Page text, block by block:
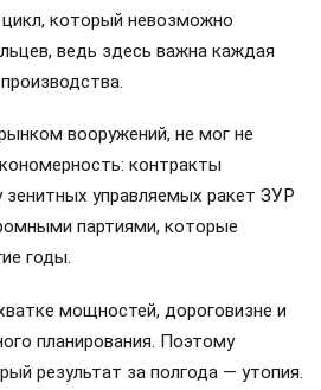
который невозможно
ведь здесь важна каждая
вооружений, не мог не
контракты
зенитных управляемых ракет ЗУР
партиями, которые
годы.
мощностей, дороговизне и
планирования. Поэтому
результат за полгода — утопия.